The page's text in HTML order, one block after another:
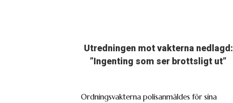
Utredningen mot vakterna nedlagd:
”Ingenting som ser brottsligt ut”
Ordningsvakterna polisanmäldes för sina